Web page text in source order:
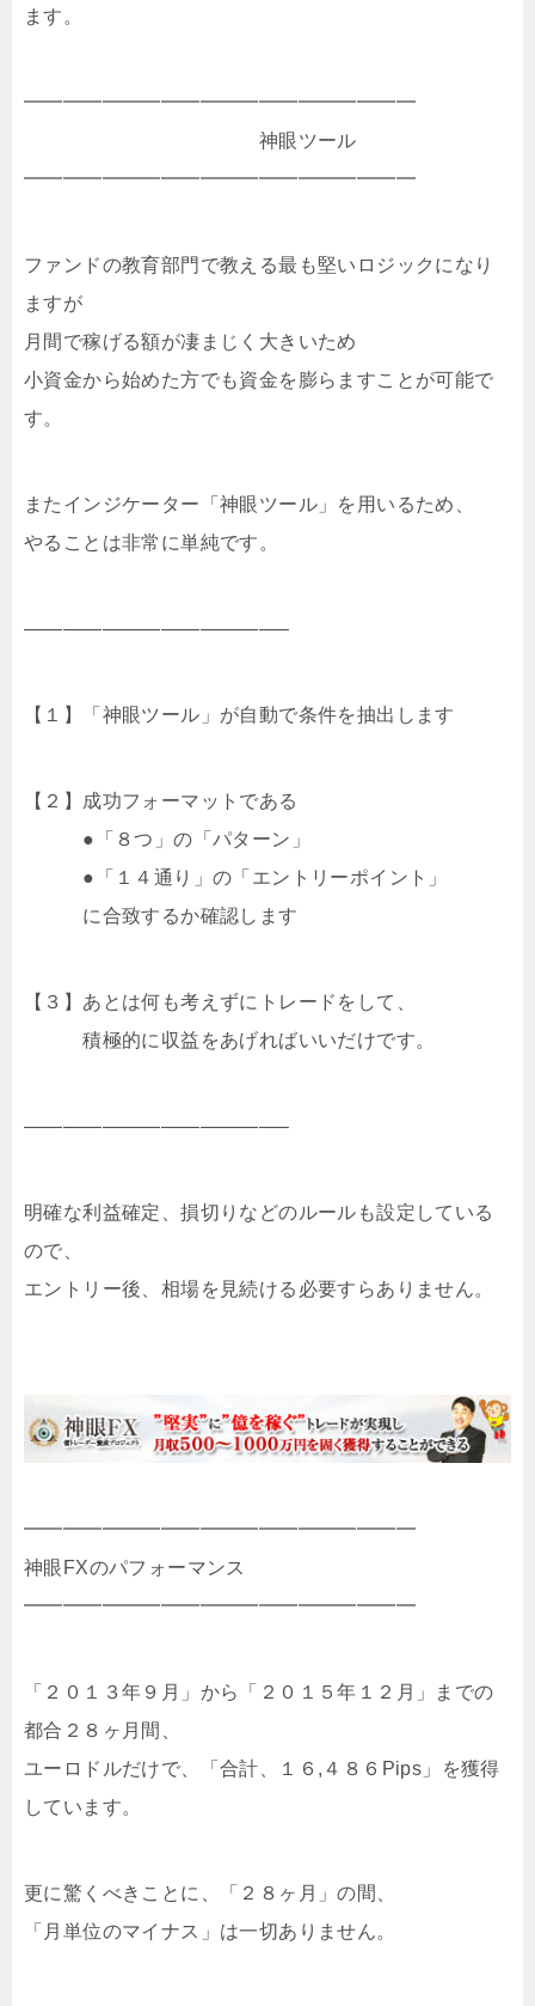
ます。
━━━━━━━━━━━━━━━━━━━━
神眼ツール
━━━━━━━━━━━━━━━━━━━━
ファンドの教育部門で教える最も堅いロジックになり
ますが
月間で稼げる額が凄まじく大きいため
小資金から始めた方でも資金を膨らますことが可能で
す。
またインジケーター「神眼ツール」を用いるため、
やることは非常に単純です。
—————————————–
【１】「神眼ツール」が自動で条件を抽出します
【２】成功フォーマットである
●「８つ」の「パターン」
●「１４通り」の「エントリーポイント」
に合致するか確認します
【３】あとは何も考えずにトレードをして、
積極的に収益をあげればいいだけです。
—————————————–
明確な利益確定、損切りなどのルールも設定している
ので、
エントリー後、相場を見続ける必要すらありません。
━━━━━━━━━━━━━━━━━━━━
神眼FXのパフォーマンス
━━━━━━━━━━━━━━━━━━━━
「２０１３年９月」から「２０１５年１２月」までの
都合２８ヶ月間、
ユーロドルだけで、「合計、１６,４８６Pips」を獲得
しています。
更に驚くべきことに、「２８ヶ月」の間、
「月単位のマイナス」は一切ありません。